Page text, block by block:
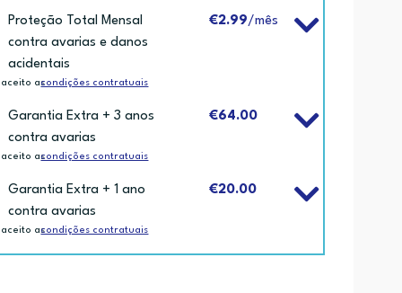
Proteção Total Mensal
contra avarias e danos
acidentais
€2.99/mês
aceito ascondições contratuais
Garantia Extra + 3 anos
contra avarias
€64.00
aceito ascondições contratuais
Garantia Extra + 1 ano
contra avarias
€20.00
aceito ascondições contratuais